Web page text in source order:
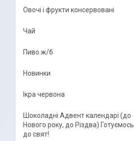
Овочі і фрукти консервовані
Чай
Пиво ж/б
Новинки
Ікра червона
Шоколадні Адвент календарі (до
Нового року, до Різдва) Готуємось
до свят!